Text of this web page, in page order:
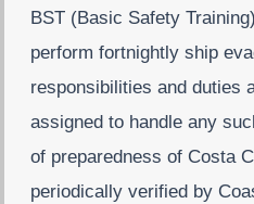
BST (Basic Safety
perform fortnightly ship
responsibilities and duties
assigned to handle any
of preparedness of Costa
periodically verified by